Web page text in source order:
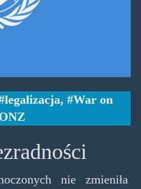
legalizacja,
War on
ONZ
nie zmieniła